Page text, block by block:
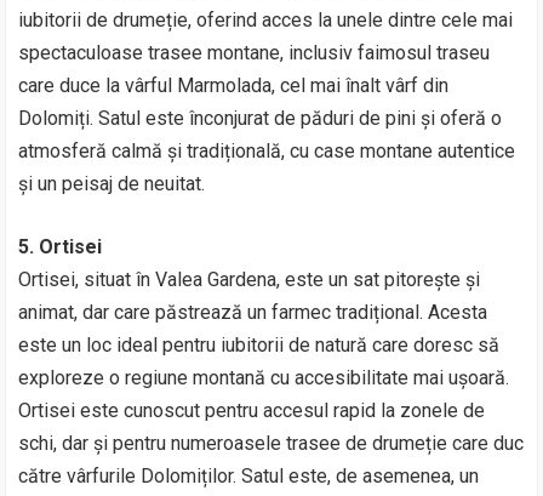
iubitorii de drumeție, oferind acces la unele dintre cele mai
spectaculoase trasee montane, inclusiv faimosul traseu
care duce la vârful Marmolada, cel mai înalt vârf din
Dolomiți. Satul este înconjurat de păduri de pini și oferă o
atmosferă calmă și tradițională, cu case montane autentice
și un peisaj de neuitat.
5. Ortisei
Ortisei, situat în Valea Gardena, este un sat pitorește și
animat, dar care păstrează un farmec tradițional. Acesta
este un loc ideal pentru iubitorii de natură care doresc să
exploreze o regiune montană cu accesibilitate mai ușoară.
Ortisei este cunoscut pentru accesul rapid la zonele de
schi, dar și pentru numeroasele trasee de drumeție care duc
către vârfurile Dolomiților. Satul este, de asemenea, un